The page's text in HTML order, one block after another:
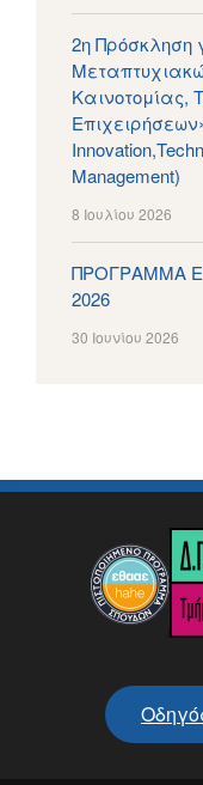
2η
Καινοτομίας,
Management)
8 Ιουλίου 2026
ΠΡΟΓΡΑΜΜΑ
2026
30 Ιουνίου 2026